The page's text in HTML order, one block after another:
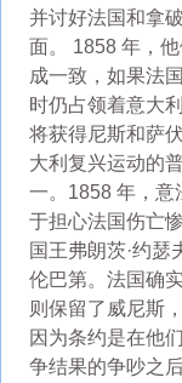
并讨好法国和拿
面。 1858 年，
成一致，如果法
时仍占领着意大
将获得尼斯和萨
大利复兴运动的
一。1858 年，意
于担心法国伤亡
国王弗朗茨·约瑟
伦巴第。法国确
则保留了威尼斯
因为条约是在他
争结果的争吵之